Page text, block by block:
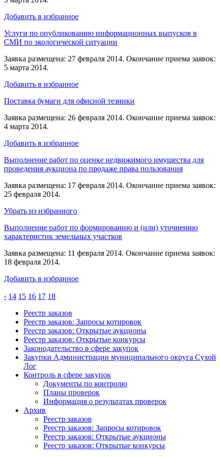
Добавить в избранное
Услуги по опубликованию информационных выпусков в
СМИ по экологической ситуации
Заявка размещена: 27 февраля 2014. Окончание приема заявок:
5 марта 2014.
Добавить в избранное
Поставка бумаги для офисной тезники
Заявка размещена: 26 февраля 2014. Окончание приема заявок:
4 марта 2014.
Добавить в избранное
Выполнение работ по оценке недвижимого имущества для
проведения аукциона по продаже права пользования
Заявка размещена: 17 февраля 2014. Окончание приема заявок:
25 февраля 2014.
Убрать из избранного
Выполнение работ по формированию и (или) уточнению
характеристик земельных участков
Заявка размещена: 11 февраля 2014. Окончание приема заявок:
18 февраля 2014.
Добавить в избранное
‹ 14 15 16 17 18
Реестр заказов
Реестр заказов: Запросы котировок
Реестр заказов: Открытые аукционы
Реестр заказов: Открытые конкурсы
Законодательство в сфере закупок
Закупки Администрации муниципального округа Сухой
Лог
Контроль в сфере закупок
Документы по контролю
Планы проверок
Информация о результатах проверок
Архив
Реестр заказов
Реестр заказов: Запросы котировок
Реестр заказов: Открытые аукционы
Реестр заказов: Открытые конкурсы